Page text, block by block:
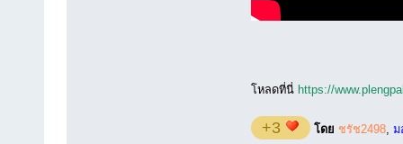
โหลดที่นี่ https://
+3 โดย ชรัช2498, ม